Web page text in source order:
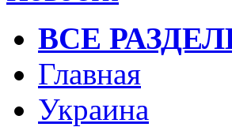
ВСЕ
Главная
Украина